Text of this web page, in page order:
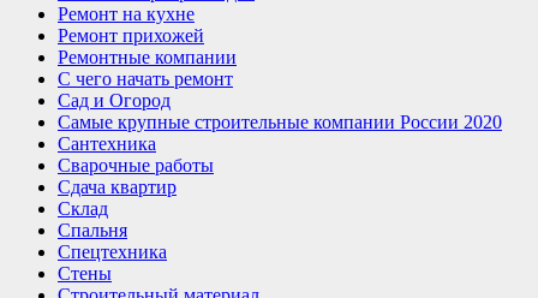
Ремонт на кухне
Ремонт прихожей
Ремонтные компании
С чего начать ремонт
Сад и Огород
Самые крупные строительные компании России 2020
Сантехника
Сварочные работы
Сдача квартир
Склад
Спальня
Спецтехника
Стены